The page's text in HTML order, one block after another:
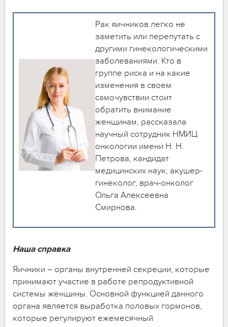
Рак яичников легко не
заметить или перепутать с
другими гинекологическими
заболеваниями. Кто в
группе риска и на какие
изменения в своем
самочувствии стоит
обратить внимание
женщинам, рассказала
научный сотрудник НМИЦ
онкологии имени Н. Н.
Петрова, кандидат
медицинских наук, акушер-
гинеколог, врач-онколог
Ольга Алексеевна
Смирнова.
Наша справка
Яичники – органы внутренней секреции, которые
принимают участие в работе репродуктивной
системы женщины. Основной функцией данного
органа является выработка половых гормонов,
которые регулируют ежемесячный